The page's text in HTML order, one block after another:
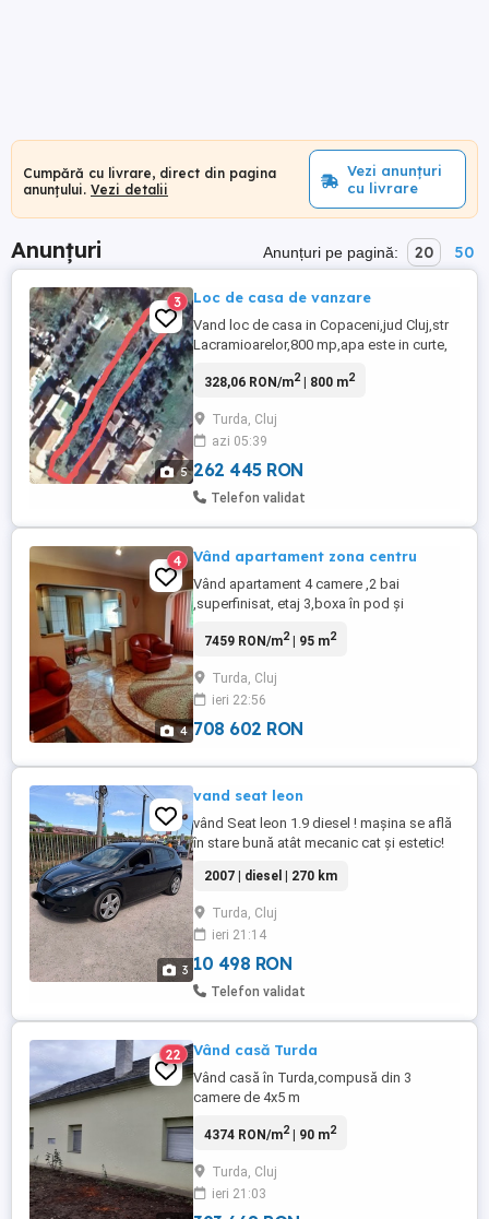
Cumpără cu livrare, direct din pagina
anunțului. Vezi detalii
Vezi anunțuri
cu livrare
Anunțuri Anunțuri pe pagină: 20 50
5
3 Loc de casa de vanzare
Vand loc de casa in Copaceni,jud Cluj,str
Lacramioarelor,800 mp,apa este in curte,
curent la poarta. Sosea asfaltata.
328,06 RON/m2| 800 m2
Turda, Cluj
azi 05:39
262 445 RON
Telefon validat
4
4 Vând apartament zona centru
Vând apartament 4 camere ,2 bai
,superfinisat, etaj 3,boxa în pod și
curând,scara liniștită,locația zona
7459 RON/m2| 95 m2
Turda, Cluj
ieri 22:56
708 602 RON
3
vand seat leon
vând Seat leon 1.9 diesel ! mașina se află
în stare bună atât mecanic cat și estetic!
factura cu ce s-a schimbat la mașină ! mai
multe detalii la tel
2007 | diesel | 270 km
Turda, Cluj
ieri 21:14
10 498 RON
Telefon validat
22 Vând casă Turda
Vând casă în Turda,compusă din 3
camere de 4x5 m
reformă. Este ap.2 dintr-o casă cu 3 ap,
fi amenajată și pentru cabinete medicale
etc.
4374 RON/m2| 90 m2
Turda, Cluj
ieri 21:03